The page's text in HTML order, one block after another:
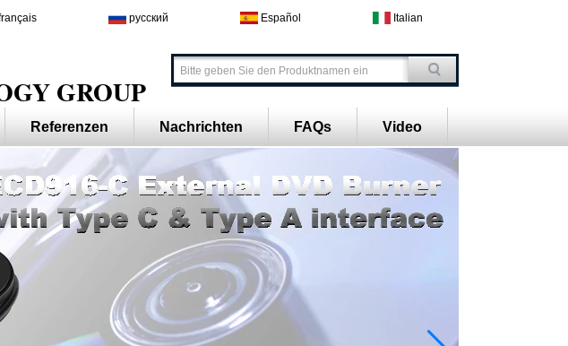
GROUP
русский Español Italian
Referenzen Nachrichten FAQs Video